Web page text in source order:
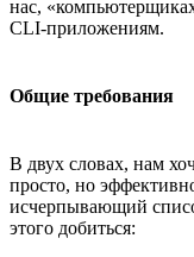
нас,
CLI-приложениям.
Общие требования
В двух словах, нам
просто, но
исчерпывающий
этого добиться: